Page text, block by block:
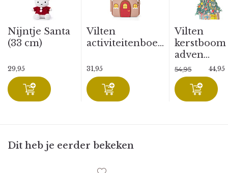
Nijntje Santa
(33 cm)
29,95
Vilten
activiteitenboe...
31,95
Vilten
kerstboom
adven...
54,95 44,95
Dit heb je eerder bekeken